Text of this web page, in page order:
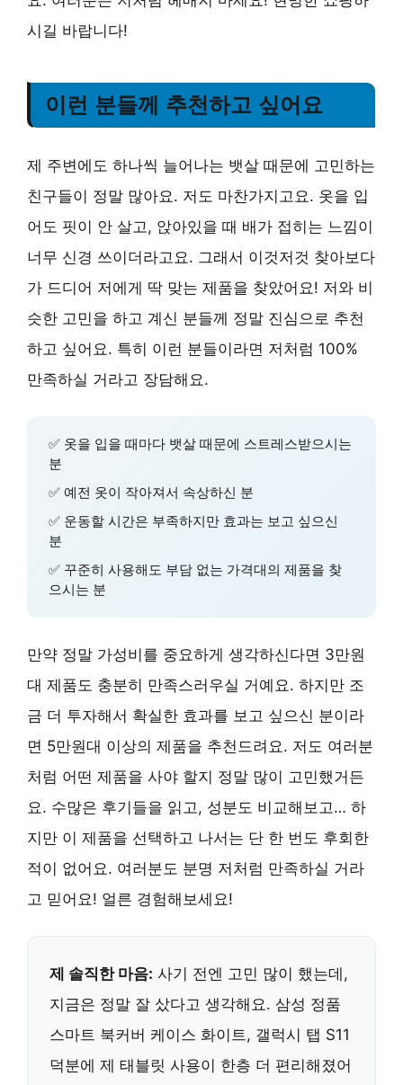
시길 바랍니다!
이런 분들께 추천하고 싶어요
제 주변에도 하나씩 늘어나는 뱃살 때문에 고민하는
친구들이 정말 많아요. 저도 마찬가지고요. 옷을 입
어도 핏이 안 살고, 앉아있을 때 배가 접히는 느낌이
너무 신경 쓰이더라고요. 그래서 이것저것 찾아보다
가 드디어 저에게 딱 맞는 제품을 찾았어요! 저와 비
슷한 고민을 하고 계신 분들께 정말 진심으로 추천
하고 싶어요. 특히 이런 분들이라면 저처럼 100%
만족하실 거라고 장담해요.
✅ 옷을 입을 때마다 뱃살 때문에 스트레스받으시는
분
✅ 예전 옷이 작아져서 속상하신 분
✅ 운동할 시간은 부족하지만 효과는 보고 싶으신
분
✅ 꾸준히 사용해도 부담 없는 가격대의 제품을 찾
으시는 분
만약 정말 가성비를 중요하게 생각하신다면 3만원
대 제품도 충분히 만족스러우실 거예요. 하지만 조
금 더 투자해서 확실한 효과를 보고 싶으신 분이라
면 5만원대 이상의 제품을 추천드려요. 저도 여러분
처럼 어떤 제품을 사야 할지 정말 많이 고민했거든
요. 수많은 후기들을 읽고, 성분도 비교해보고… 하
지만 이 제품을 선택하고 나서는 단 한 번도 후회한
적이 없어요. 여러분도 분명 저처럼 만족하실 거라
고 믿어요! 얼른 경험해보세요!
제 솔직한 마음: 사기 전엔 고민 많이 했는데,
지금은 정말 잘 샀다고 생각해요. 삼성 정품
스마트 북커버 케이스 화이트, 갤럭시 탭 S11
덕분에 제 태블릿 사용이 한층 더 편리해졌어